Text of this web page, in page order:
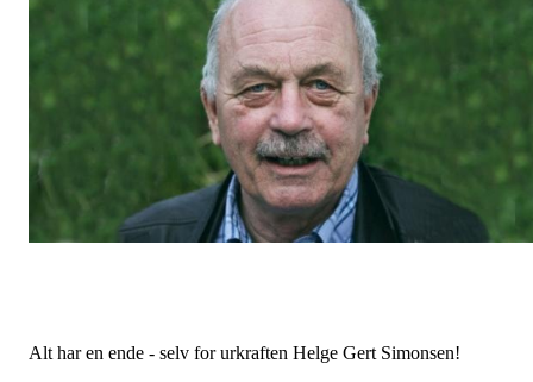
Alt har en ende - selv for urkraften Helge Gert Simonsen!